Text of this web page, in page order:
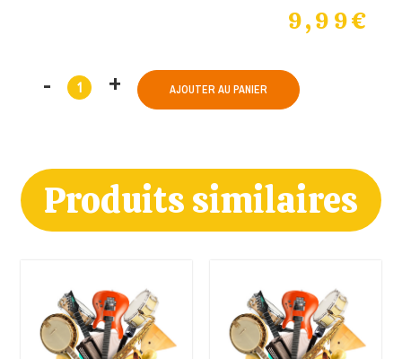
9,99€
AJOUTER AU PANIER
Produits similaires